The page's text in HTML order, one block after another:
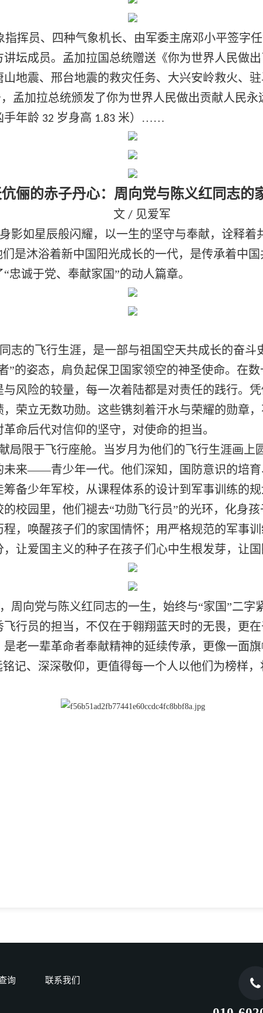
指挥员、四种气象机长、由军委主席邓小平签字
坛成员。孟加拉国总统赠送《你为世界人民做
地震、邢台地震的救灾任务、大兴安岭救火、
孟加拉总统颁发了你为世界人民做出贡献人民永
手年龄 32 岁身高 1.83 米）……
俪的赤子丹心：周向党与陈义红同志的
文 / 见爱军
影如星辰般闪耀，以一生的坚守与奉献，诠释着
是沐浴着新中国阳光成长的一代，是传承着中
诚于党、奉献家国”的动人篇章。
志的飞行生涯，是一部与祖国空天共成长的奋
”的姿态，肩负起保卫国家领空的神圣使命。在
风险的较量，每一次着陆都是对责任的践行。
荣立无数功勋。这些镌刻着汗水与荣耀的勋章
命后代对信仰的坚守，对使命的担当。
局限于飞行座舱。当岁月为他们的飞行生涯画
来——青少年一代。他们深知，国防意识的培
备少年军校，从课程体系的设计到军事训练的
校园里，他们褪去“功勋飞行员”的光环，化身
，唤醒孩子们的家国情怀；用严格规范的军事
让爱国主义的种子在孩子们心中生根发芽，让
周向党与陈义红同志的一生，始终与“家国”二
行员的担当，不仅在于翱翔蓝天时的无畏，更
老一辈革命者奉献精神的延续传承，更像一面
记、深深敬仰，更值得每一个人以他们为榜样
询 联系我们 